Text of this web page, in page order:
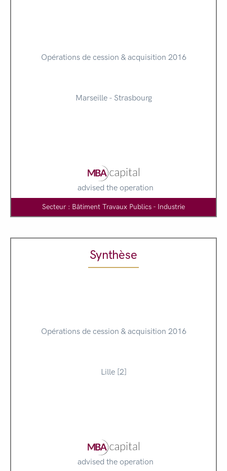
Opérations de cession & acquisition 2016
Marseille - Strasbourg
advised the operation
Secteur : Bâtiment Travaux Publics - Industrie
Synthèse
Opérations de cession & acquisition 2016
Lille [2]
advised the operation